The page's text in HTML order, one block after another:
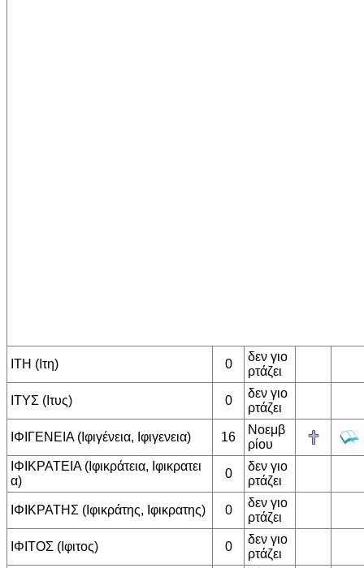
ΙΤΗ (Ιτη) 0
δεν γιο
ρτάζει
ΙΤΥΣ (Ιτυς) 0
δεν γιο
ρτάζει
ΙΦΙΓΕΝΕΙΑ (Ιφιγένεια, Ιφιγενεια) 16
Νοεμβ
ρίου
ΙΦΙΚΡΑΤΕΙΑ (Ιφικράτεια, Ιφικρατει
α)
0
δεν γιο
ρτάζει
ΙΦΙΚΡΑΤΗΣ (Ιφικράτης, Ιφικρατης) 0
δεν γιο
ρτάζει
ΙΦΙΤΟΣ (Ιφιτος) 0
δεν γιο
ρτάζει